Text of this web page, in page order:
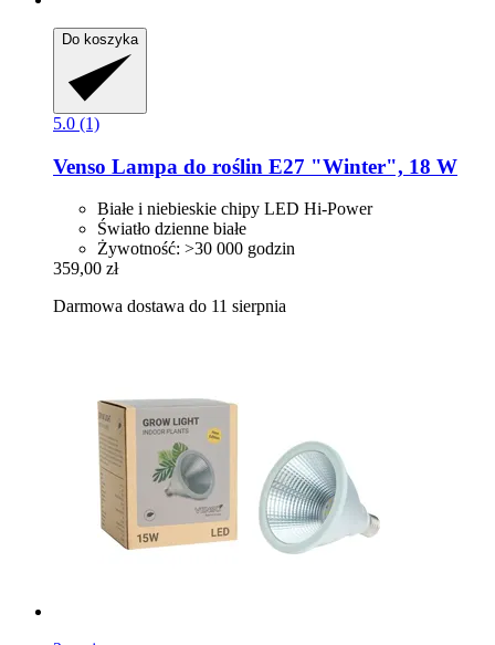
Do koszyka
5.0 (1)
Venso Lampa do roślin E27 "Winter", 18 W
Białe i niebieskie chipy LED Hi-Power
Światło dzienne białe
Żywotność: >30 000 godzin
359,00 zł
Darmowa dostawa do 11 sierpnia